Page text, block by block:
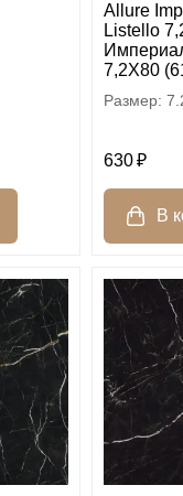
Allure
Listello
7,2X80
630